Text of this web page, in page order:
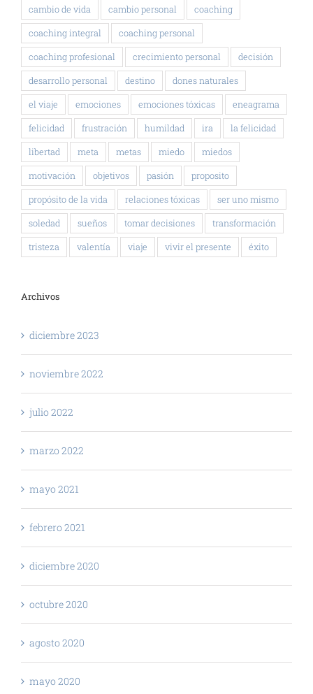
cambio de vida cambio personal coaching
coaching integral coaching personal
coaching profesional crecimiento personal decisión
desarrollo personal destino dones naturales
el viaje emociones emociones tóxicas eneagrama
felicidad frustración humildad ira la felicidad
libertad meta metas miedo miedos
motivación objetivos pasión proposito
propósito de la vida relaciones tóxicas ser uno mismo
soledad sueños tomar decisiones transformación
tristeza valentía viaje vivir el presente éxito
Archivos
diciembre 2023
noviembre 2022
julio 2022
marzo 2022
mayo 2021
febrero 2021
diciembre 2020
octubre 2020
agosto 2020
mayo 2020